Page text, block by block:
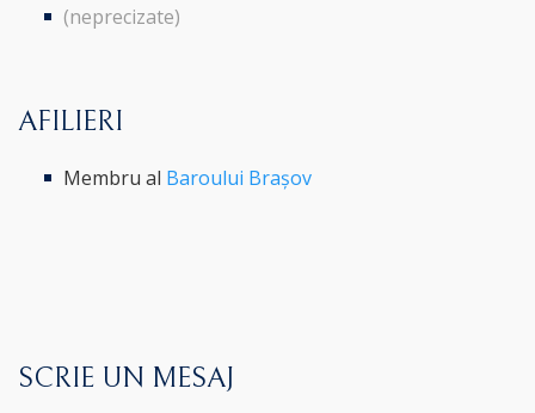
(neprecizate)
AFILIERI
Membru al Baroului Brașov
SCRIE UN MESAJ